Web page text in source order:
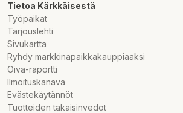
Tietoa Kärkkäisestä
Työpaikat
Tarjouslehti
Sivukartta
Ryhdy markkinapaikkakauppiaaksi
Oiva-raportti
Ilmoituskanava
Evästekäytännöt
Tuotteiden takaisinvedot